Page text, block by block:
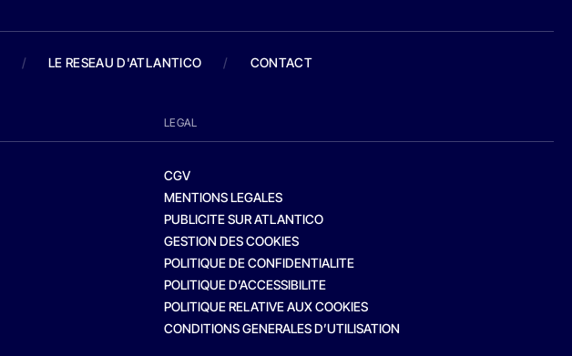
/ LE RESEAU D'ATLANTICO / CONTACT
LEGAL
CGV
MENTIONS LEGALES
PUBLICITE SUR ATLANTICO
GESTION DES COOKIES
POLITIQUE DE CONFIDENTIALITE
POLITIQUE D’ACCESSIBILITE
POLITIQUE RELATIVE AUX COOKIES
CONDITIONS GENERALES D’UTILISATION